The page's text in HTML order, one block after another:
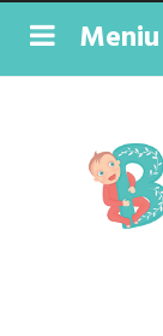
Meniu